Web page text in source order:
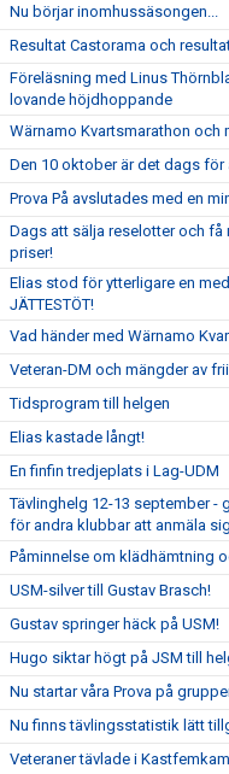
Nu börjar inomhussäsongen...
Resultat Castorama och
Föreläsning med Linus
lovande höjdhoppande
Wärnamo Kvartsmarathon
Den 10 oktober är det dags för
Prova På avslutades med en
Dags att sälja reselotter och få
priser!
Elias stod för ytterligare en
JÄTTESTÖT!
Vad händer med Wärnamo
Veteran-DM och mängder av
Tidsprogram till helgen
Elias kastade långt!
En finfin tredjeplats i Lag-UDM
Tävlinghelg 12-13 september -
för andra klubbar att anmäla sig
Påminnelse om klädhämtning
USM-silver till Gustav Brasch!
Gustav springer häck på USM!
Hugo siktar högt på JSM till
Nu startar våra Prova på
Nu finns tävlingsstatistik lätt
Veteraner tävlade i